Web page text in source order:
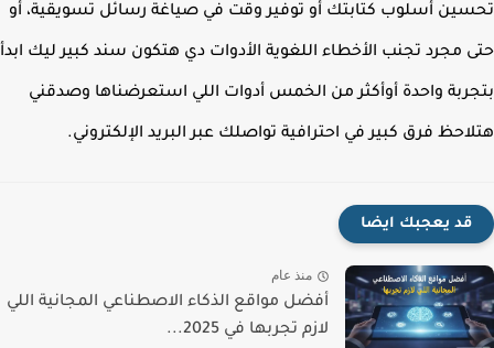
أسلوب كتابتك أو توفير وقت في صياغة رسائل تسويقية، أو
مجرد تجنب الأخطاء اللغوية الأدوات دي هتكون سند كبير ليك ابدأ
واحدة أوأكثر من الخمس أدوات اللي استعرضناها وصدقني
فرق كبير في احترافية تواصلك عبر البريد الإلكتروني.
قد يعجبك ايضا
منذ عام
أفضل مواقع الذكاء الاصطناعي المجانية اللي
لازم تجربها في 2025...